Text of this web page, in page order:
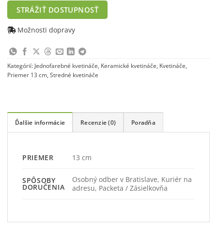
address
to
join
waitlist
for
this
product
STRÁŽIŤ DOSTUPNOSŤ
Možnosti dopravy
Kategórií: Jednofarebné kvetináče, Keramické kvetináče, Kvetináče,
Priemer 13 cm, Stredné kvetináče
Ďalšie informácie Recenzie (0) Poradňa
PRIEMER 13 cm
SPÔSOBY
DORUČENIA
Osobný odber v Bratislave, Kuriér na
adresu, Packeta / Zásielkovňa